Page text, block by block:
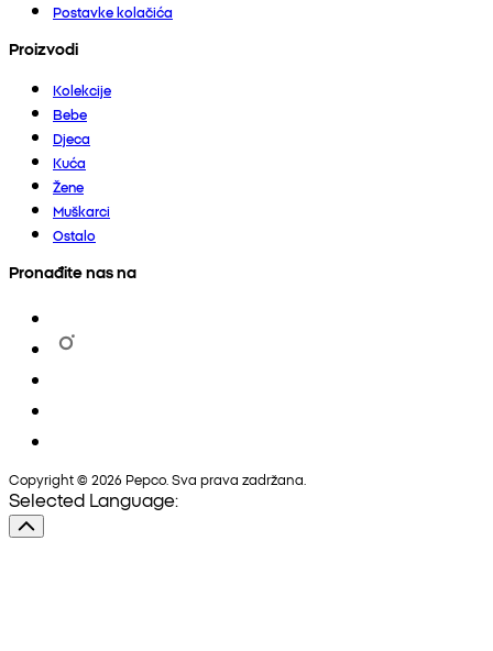
Postavke kolačića
Proizvodi
Kolekcije
Bebe
Djeca
Kuća
Žene
Muškarci
Ostalo
Pronađite nas na
Copyright © 2026 Pepco. Sva prava zadržana.
Selected Language: